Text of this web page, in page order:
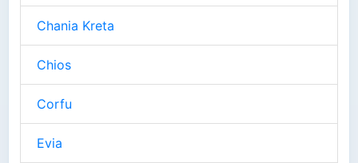
Chania Kreta
Chios
Corfu
Evia